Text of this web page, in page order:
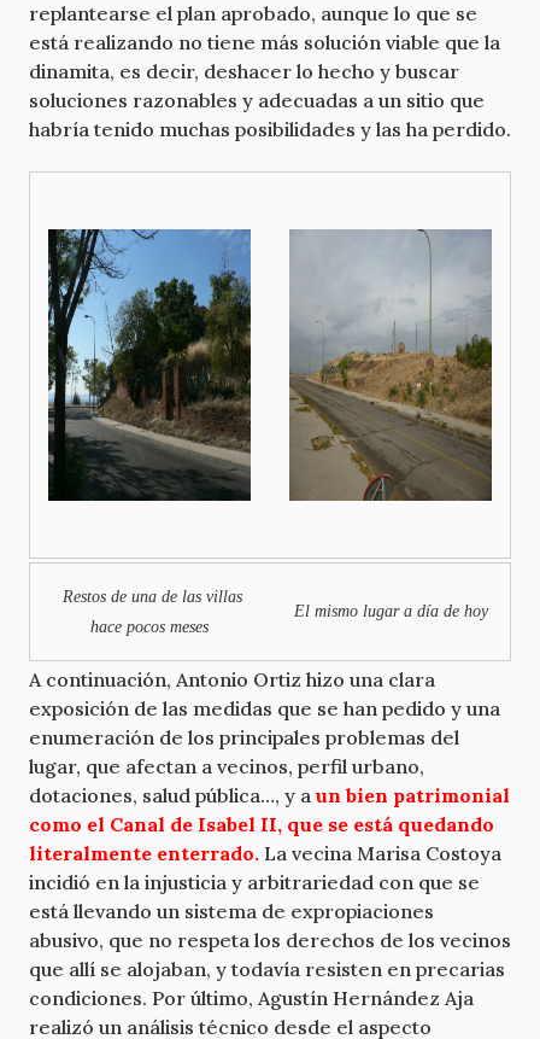
replantearse el plan aprobado, aunque lo que se
está realizando no tiene más solución viable que la
dinamita, es decir, deshacer lo hecho y buscar
soluciones razonables y adecuadas a un sitio que
habría tenido muchas posibilidades y las ha perdido.
Restos de una de las villas
hace pocos meses
El mismo lugar a día de hoy
A continuación, Antonio Ortiz hizo una clara
exposición de las medidas que se han pedido y una
enumeración de los principales problemas del
lugar, que afectan a vecinos, perfil urbano,
dotaciones, salud pública…, y aun bien patrimonial
como el Canal de Isabel II, que se está quedando
literalmente enterrado. La vecina Marisa Costoya
incidió en la injusticia y arbitrariedad con que se
está llevando un sistema de expropiaciones
abusivo, que no respeta los derechos de los vecinos
que allí se alojaban, y todavía resisten en precarias
condiciones. Por último, Agustín Hernández Aja
realizó un análisis técnico desde el aspecto